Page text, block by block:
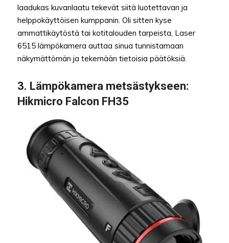
laadukas kuvanlaatu tekevät siitä luotettavan ja
helppokäyttöisen kumppanin. Oli sitten kyse
ammattikäytöstä tai kotitalouden tarpeista, Laser
6515 lämpökamera auttaa sinua tunnistamaan
näkymättömän ja tekemään tietoisia päätöksiä.
3. Lämpökamera metsästykseen:
Hikmicro Falcon FH35